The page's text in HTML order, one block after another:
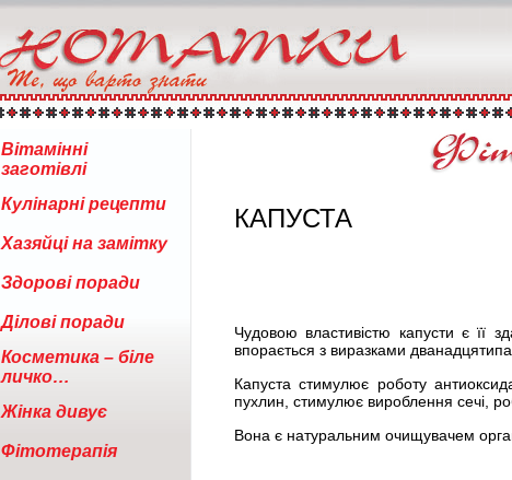
Вітамінні
заготівлі
Кулінарні рецепти
Хазяйці на замітку
Здорові поради
Ділові поради
Косметика – біле
личко…
Жінка дивує
Фітотерапія
КАПУСТА
Чудовою властивістю капусти є її
впорається з виразками
Капуста стимулює роботу
пухлин, стимулює вироблення сечі,
Вона є натуральним очищувачем